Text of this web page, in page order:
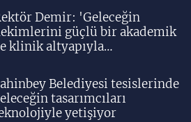
Demir: 'Geleceğin
güçlü bir akademik
klinik altyapıyla
Belediyesi tesislerinde
tasarımcıları
yetişiyor